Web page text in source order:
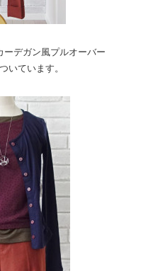
ーデガン風プルオーバー
いています。